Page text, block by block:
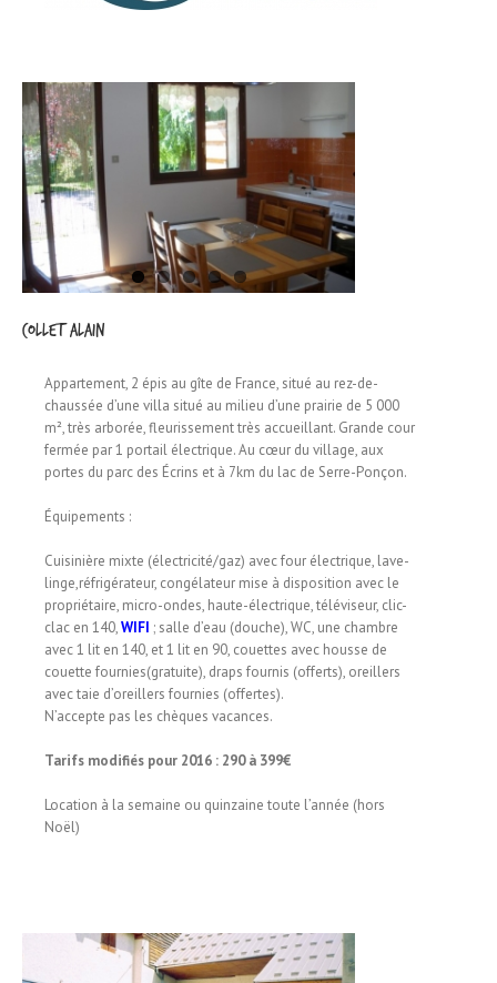
COLLET Alain
Appartement, 2 épis au gîte de France, situé au rez-de-
chaussée d’une villa situé au milieu d’une prairie de 5 000
m², très arborée, fleurissement très accueillant. Grande cour
fermée par 1 portail électrique. Au cœur du village, aux
portes du parc des Écrins et à 7km du lac de Serre-Ponçon.
Équipements :
Cuisinière mixte (électricité/gaz) avec four électrique, lave-
linge,réfrigérateur, congélateur mise à disposition avec le
propriétaire, micro-ondes, haute-électrique, téléviseur, clic-
clac en 140,WIFI ; salle d’eau (douche), WC, une chambre
avec 1 lit en 140, et 1 lit en 90, couettes avec housse de
couette fournies(gratuite), draps fournis (offerts), oreillers
avec taie d’oreillers fournies (offertes).
N’accepte pas les chèques vacances.
Tarifs modifiés pour 2016 : 290 à 399€
Location à la semaine ou quinzaine toute l’année (hors
Noël)